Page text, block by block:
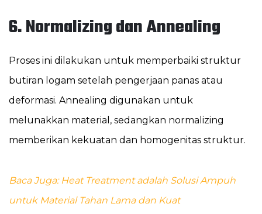
6. Normalizing dan Annealing
Proses ini dilakukan untuk memperbaiki struktur
butiran logam setelah pengerjaan panas atau
deformasi. Annealing digunakan untuk
melunakkan material, sedangkan normalizing
memberikan kekuatan dan homogenitas struktur.
Baca Juga: Heat Treatment adalah Solusi Ampuh
untuk Material Tahan Lama dan Kuat